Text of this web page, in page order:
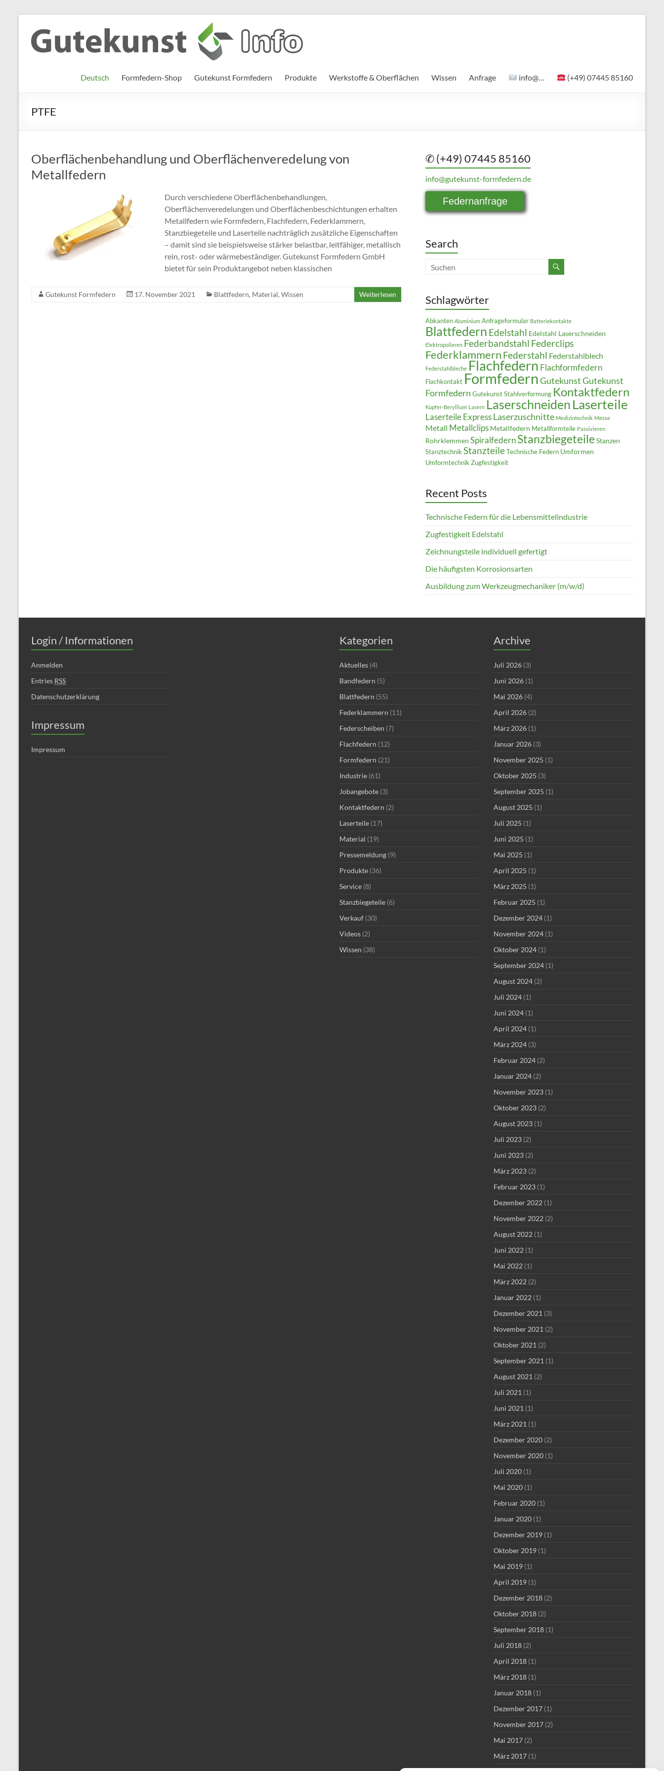
Inhalt
springen
Gutekunst
Formfedern
GmbH
Informationen
und
Wissenswertes
Deutsch Formfedern-Shop Gutekunst Formfedern Produkte Werkstoffe & Oberflächen Wissen Anfrage info@… (+49) 07445 85160
PTFE
Oberflächenbehandlung und Oberflächenveredelung von
Metallfedern
Durch verschiedene Oberflächenbehandlungen,
Oberflächenveredelungen und Oberflächenbeschichtungen erhalten
Metallfedern wie Formfedern, Flachfedern, Federklammern,
Stanzbiegeteile und Laserteile nachträglich zusätzliche Eigenschaften
– damit sind sie beispielsweise stärker belastbar, leitfähiger, metallisch
rein, rost- oder wärmebeständiger. Gutekunst Formfedern GmbH
bietet für sein Produktangebot neben klassischen
Gutekunst Formfedern 17. November 2021 Blattfedern, Material, Wissen Weiterlesen
✆ (+49) 07445 85160
info@gutekunst-formfedern.de
Federnanfrage
Search
Schlagwörter
Abkanten Aluminium Anfrageformular Batteriekontakte
Blattfedern Edelstahl Edelstahl Laserschneiden
Elektropolieren Federbandstahl Federclips
Federklammern Federstahl Federstahlblech
Federstahlbleche Flachfedern Flachformfedern
Flachkontakt FormfedernGutekunstGutekunst
Formfedern Gutekunst Stahlverformung Kontaktfedern
Kupfer-Beryllium Lasern Laserschneiden Laserteile
Laserteile Express Laserzuschnitte Medizintechnik Messe
Metall Metallclips Metallfedern Metallformteile Passivieren
Rohrklemmen Spiralfedern Stanzbiegeteile Stanzen
Stanztechnik Stanzteile Technische Federn Umformen
Umformtechnik Zugfestigkeit
Recent Posts
Technische Federn für die Lebensmittelindustrie
Zugfestigkeit Edelstahl
Zeichnungsteile individuell gefertigt
Die häufigsten Korrosionsarten
Ausbildung zum Werkzeugmechaniker (m/w/d)
Login / Informationen
Anmelden
Entries RSS
Datenschutzerklärung
Impressum
Impressum
Kategorien
Aktuelles (4)
Bandfedern (5)
Blattfedern (55)
Federklammern (11)
Federscheiben (7)
Flachfedern (12)
Formfedern (21)
Industrie (61)
Jobangebote (3)
Kontaktfedern (2)
Laserteile (17)
Material (19)
Pressemeldung (9)
Produkte (36)
Service (8)
Stanzbiegeteile (6)
Verkauf (30)
Videos (2)
Wissen (38)
Archive
Juli 2026 (3)
Juni 2026 (1)
Mai 2026 (4)
April 2026 (2)
März 2026 (1)
Januar 2026 (3)
November 2025 (1)
Oktober 2025 (3)
September 2025 (1)
August 2025 (1)
Juli 2025 (1)
Juni 2025 (1)
Mai 2025 (1)
April 2025 (1)
März 2025 (1)
Februar 2025 (1)
Dezember 2024 (1)
November 2024 (1)
Oktober 2024 (1)
September 2024 (1)
August 2024 (2)
Juli 2024 (1)
Juni 2024 (1)
April 2024 (1)
März 2024 (3)
Februar 2024 (2)
Januar 2024 (2)
November 2023 (1)
Oktober 2023 (2)
August 2023 (1)
Juli 2023 (2)
Juni 2023 (2)
März 2023 (2)
Februar 2023 (1)
Dezember 2022 (1)
November 2022 (2)
August 2022 (1)
Juni 2022 (1)
Mai 2022 (1)
März 2022 (2)
Januar 2022 (1)
Dezember 2021 (3)
November 2021 (2)
Oktober 2021 (2)
September 2021 (1)
August 2021 (2)
Juli 2021 (1)
Juni 2021 (1)
März 2021 (1)
Dezember 2020 (2)
November 2020 (1)
Juli 2020 (1)
Mai 2020 (1)
Februar 2020 (1)
Januar 2020 (1)
Dezember 2019 (1)
Oktober 2019 (1)
Mai 2019 (1)
April 2019 (1)
Dezember 2018 (2)
Oktober 2018 (2)
September 2018 (1)
Juli 2018 (2)
April 2018 (1)
März 2018 (1)
Januar 2018 (1)
Dezember 2017 (1)
November 2017 (2)
Mai 2017 (2)
März 2017 (1)